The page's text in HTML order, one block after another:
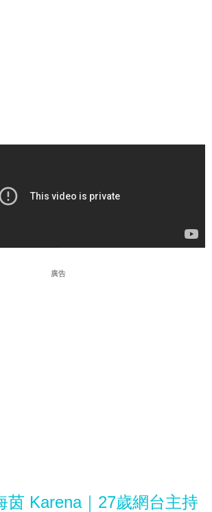
廣告
茵 Karena｜27歲網台主持